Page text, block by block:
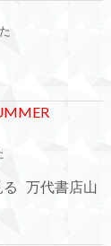
万代書店山